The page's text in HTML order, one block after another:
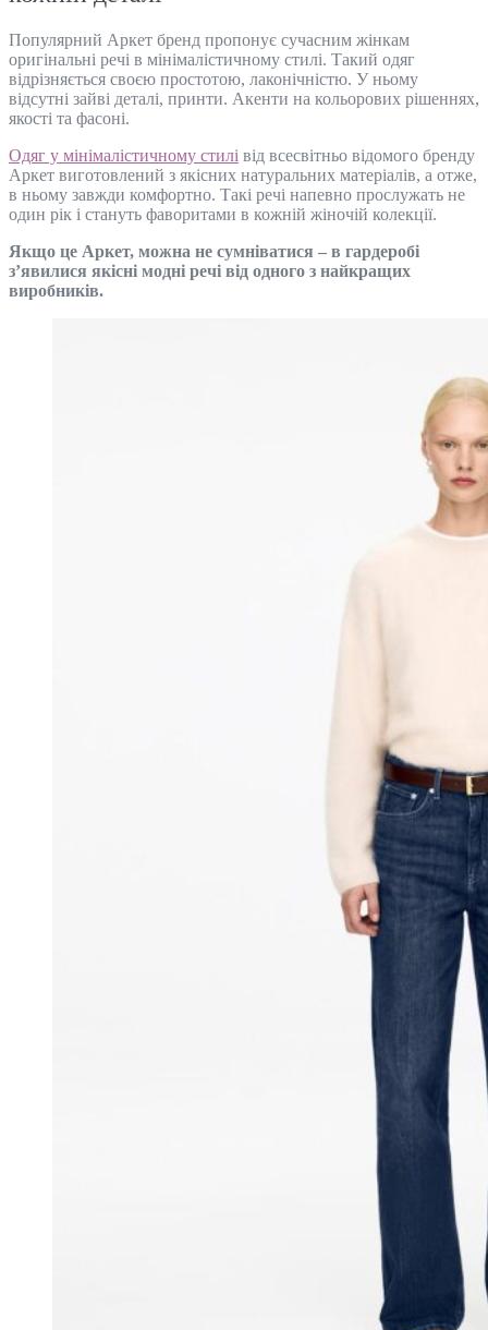
Популярний Аркет бренд пропонує сучасним жінкам
оригінальні речі в мінімалістичному стилі. Такий одяг
відрізняється своєю простотою, лаконічністю. У ньому
відсутні зайві деталі, принти. Акенти на кольорових рішеннях,
якості та фасоні.
Одяг у мінімалістичному стилі від всесвітньо відомого бренду
Аркет виготовлений з якісних натуральних матеріалів, а отже,
в ньому завжди комфортно. Такі речі напевно прослужать не
один рік і стануть фаворитами в кожній жіночій колекції.
Якщо це Аркет, можна не сумніватися – в гардеробі
з’явилися якісні модні речі від одного з найкращих
виробників.